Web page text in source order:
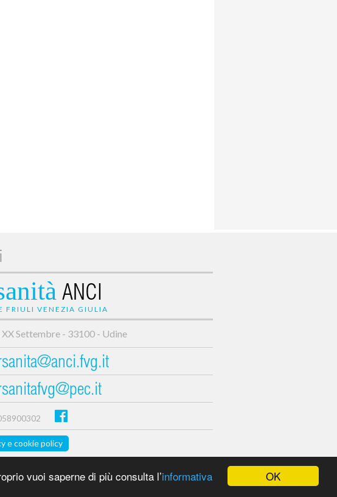
OK
vuoi saperne di più consulta l’informativa
ANCI
FRIULI VENEZIA GIULIA
XX Settembre - 33100 - Udine
e cookie policy